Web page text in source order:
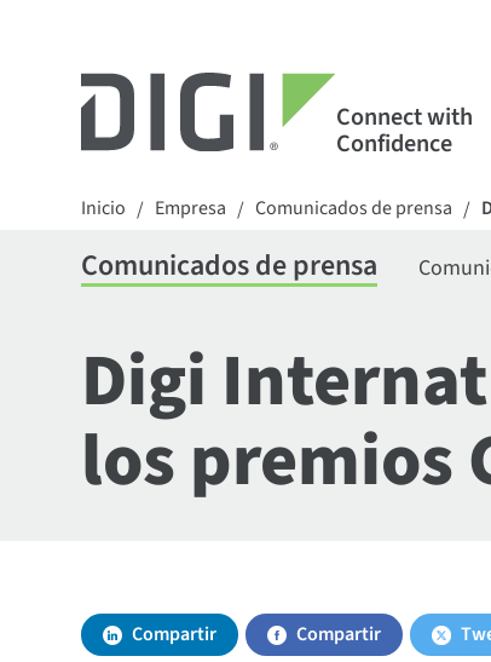
Connect with
Confidence
Inicio / Empresa / Comunicados de prensa /
Comunicados de prensa
Digi
los premios
Compartir Compartir